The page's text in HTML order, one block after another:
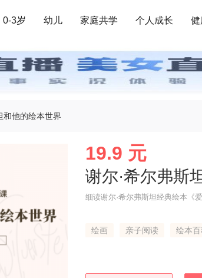
0-3岁 幼儿 家庭共学 个人成长 健
和他的绘本世界
19.9 元
谢尔·希尔弗斯
细读谢尔·希尔弗斯坦经典绘本《
绘画 亲子阅读 绘本